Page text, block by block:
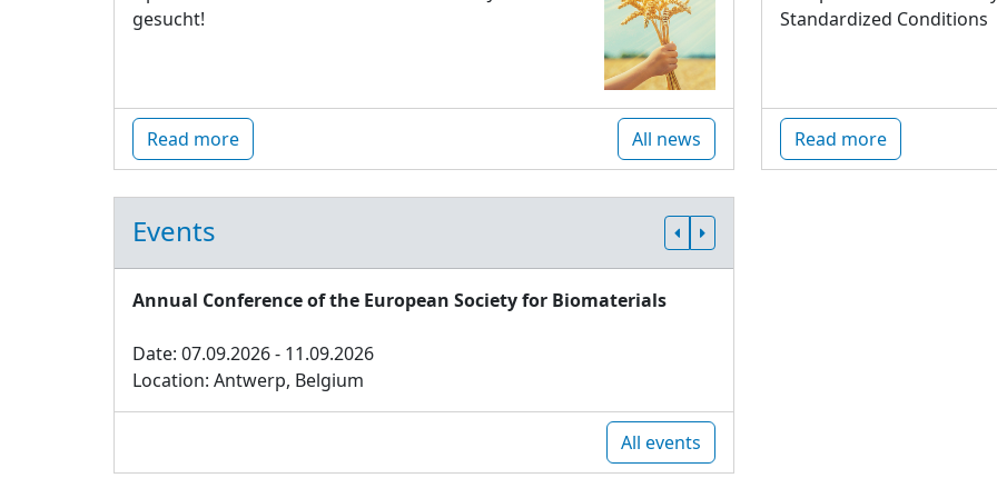
gesucht!
Read more All news
Standardized Conditions
Read more
Events
Annual Conference of the European Society for Biomaterials
Date: 07.09.2026 - 11.09.2026
Location: Antwerp, Belgium
All events